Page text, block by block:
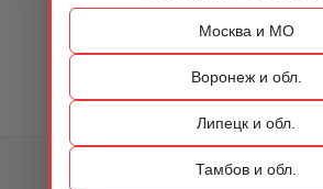
Москва и МО
Воронеж и обл.
Липецк и обл.
Тамбов и обл.
КАТАЛОГ